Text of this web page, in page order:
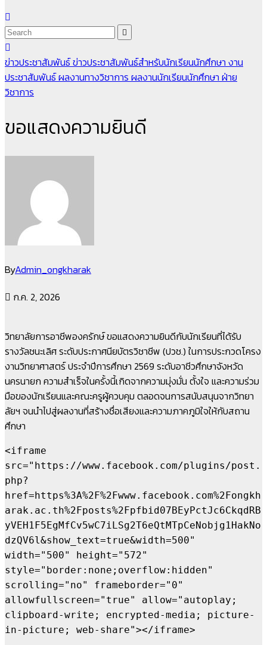
ข่าวประชาสัมพันธ์ข่าวประชาสัมพันธ์สำหรับนักเรียนนักศึกษา งาน
ประชาสัมพันธ์ผลงานทางวิชาการ ผลงานนักเรียนนักศึกษา ฝ่าย
วิชาการ
ขอแสดงความยินดี
ByAdmin_ongkharak
ก.ค. 2, 2026
วิทยาลัยการอาชีพองครักษ์ ขอแสดงความยินดีกับนักเรียนที่ได้รับ
รางวัลชนะเลิศ ระดับประกาศนียบัตรวิชาชีพ (ปวช.) ในการประกวดโครง
งานวิทยาศาสตร์ ประจำปีการศึกษา 2569 ระดับอาชีวศึกษาจังหวัด
นครนายก ความสำเร็จในครั้งนี้เกิดจากความมุ่งมั่น ตั้งใจ และความร่วม
มือของนักเรียนและคณะครูผู้ควบคุม ตลอดจนการสนับสนุนจากวิทยา
ลัยฯ จนนำไปสู่ผลงานที่สร้างชื่อเสียงและความภาคภูมิใจให้กับสถาน
ศึกษา
<iframe
src="https://www.facebook.com/plugins/post.
php?
href=https%3A%2F%2Fwww.facebook.com%2Fongkh
arak.ac.th%2Fposts%2Fpfbid07BEyPctJc6CkqdRB
yVEH1F5EgMfCv5wC7iLSg2T6eQtMTpCeNobjg1HakNo
dzQV6l&show_text=true&width=500"
width="500" height="572"
style="border:none;overflow:hidden"
scrolling="no" frameborder="0"
allowfullscreen="true" allow="autoplay;
clipboard-write; encrypted-media; picture-
in-picture; web-share"></iframe>